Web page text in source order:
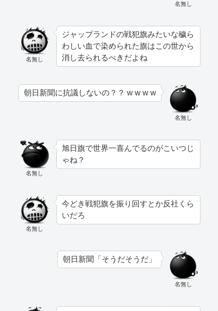
名無し
名無し
ジャップランドの戦犯旗みたいな穢ら
わしい血で染められた旗はこの世から
消し去られるべきだよね
名無し
朝日新聞に抗議しないの？？ w w w w
名無し
旭日旗で世界一喜んでるのがこいつじ
ゃね？
名無し
今どき戦犯旗を振り回すとか反社くら
いだろ
名無し
朝日新聞「そうだそうだ」